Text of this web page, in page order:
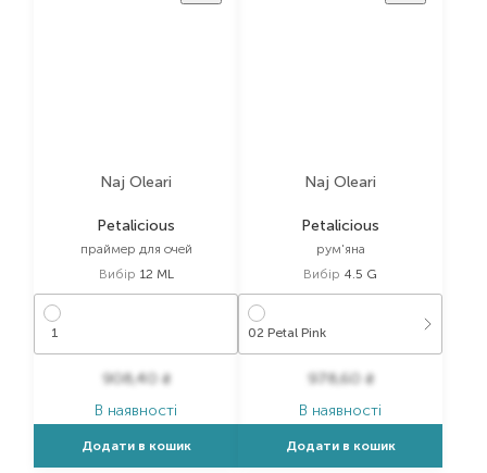
Naj Oleari
Petalicious
праймер для очей
Вибір 12 ML
1
908,40 ₴
В наявності
Додати в кошик
Naj Oleari
Petalicious
рум'яна
Вибір 4.5 G
02 Petal Pink
978,60 ₴
В наявності
Додати в кошик